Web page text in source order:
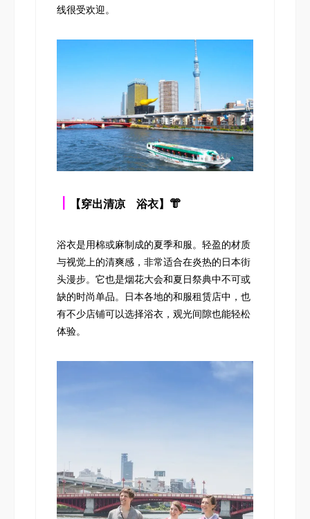
线很受欢迎。
【穿出清凉 浴衣】👘
浴衣是用棉或麻制成的夏季和服。轻盈的材质
与视觉上的清爽感，非常适合在炎热的日本街
头漫步。它也是烟花大会和夏日祭典中不可或
缺的时尚单品。日本各地的和服租赁店中，也
有不少店铺可以选择浴衣，观光间隙也能轻松
体验。